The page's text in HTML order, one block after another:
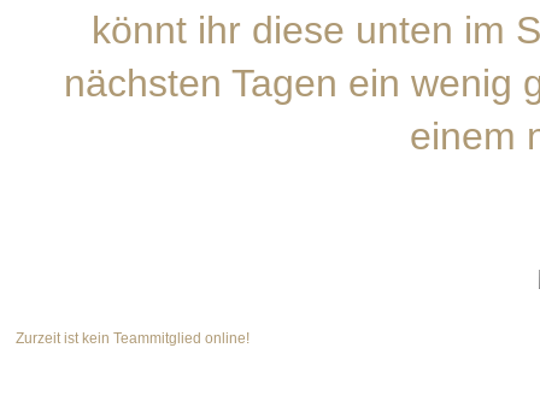
könnt ihr diese unten im
nächsten Tagen ein wenig
einem
Zurzeit ist kein Teammitglied online!